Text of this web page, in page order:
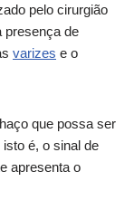
pelo cirurgião
presença de
varizes e o
que possa ser
é, o sinal de
apresenta o